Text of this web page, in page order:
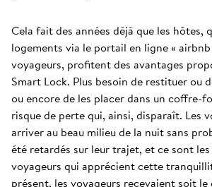
Cela fait des années déjà que les hôtes,
logements via le portail en ligne « airbnb
voyageurs, profitent des avantages
Smart Lock. Plus besoin de restituer ou
ou encore de les placer dans un coffre-
risque de perte qui, ainsi, disparaît. Les
arriver au beau milieu de la nuit sans
été retardés sur leur trajet, et ce sont
voyageurs qui apprécient cette
présent, les voyageurs recevaient soit le